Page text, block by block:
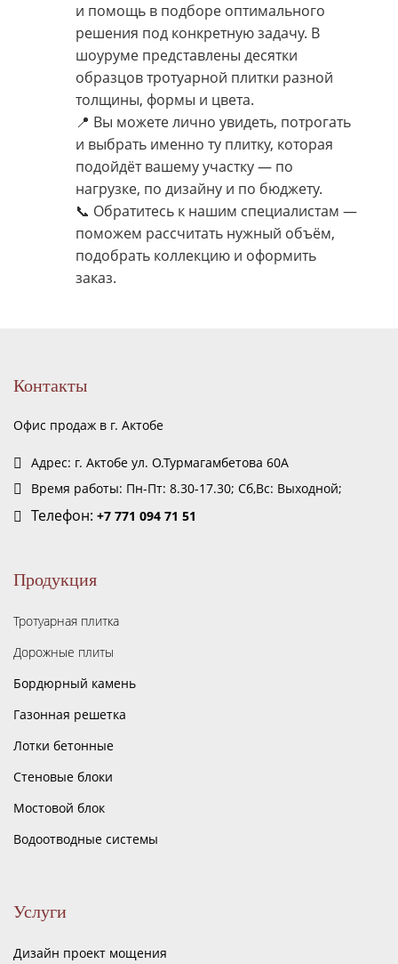
и помощь в подборе оптимального
решения под конкретную задачу. В
шоуруме представлены десятки
образцов тротуарной плитки разной
толщины, формы и цвета.
📍 Вы можете лично увидеть, потрогать
и выбрать именно ту плитку, которая
подойдёт вашему участку — по
нагрузке, по дизайну и по бюджету.
📞 Обратитесь к нашим специалистам —
поможем рассчитать нужный объём,
подобрать коллекцию и оформить
заказ.
Контакты
Офис продаж в г. Актобе
Адрес: г. Актобе ул. О.Турмагамбетова 60А
Время работы: Пн-Пт: 8.30-17.30; Сб,Вс: Выходной;
Телефон: +7 771 094 71 51
Продукция
Тротуарная плитка
Дорожные плиты
Бордюрный камень
Газонная решетка
Лотки бетонные
Стеновые блоки
Мостовой блок
Водоотводные системы
Услуги
Дизайн проект мощения